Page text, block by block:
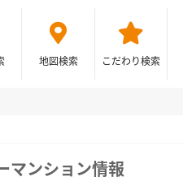
地図検索 こだわり検索
マンション情報